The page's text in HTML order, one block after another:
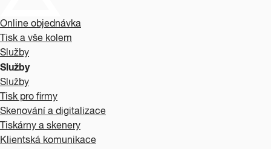
Online objednávka
Tisk a vše kolem
Služby
Služby
Služby
Tisk pro firmy
Skenování a digitalizace
Tiskárny a skenery
Klientská komunikace